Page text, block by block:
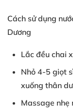
Cách sử dụng
Dương
Lắc đều chai
Nhỏ 4-5 giọt
xuống thân
Massage